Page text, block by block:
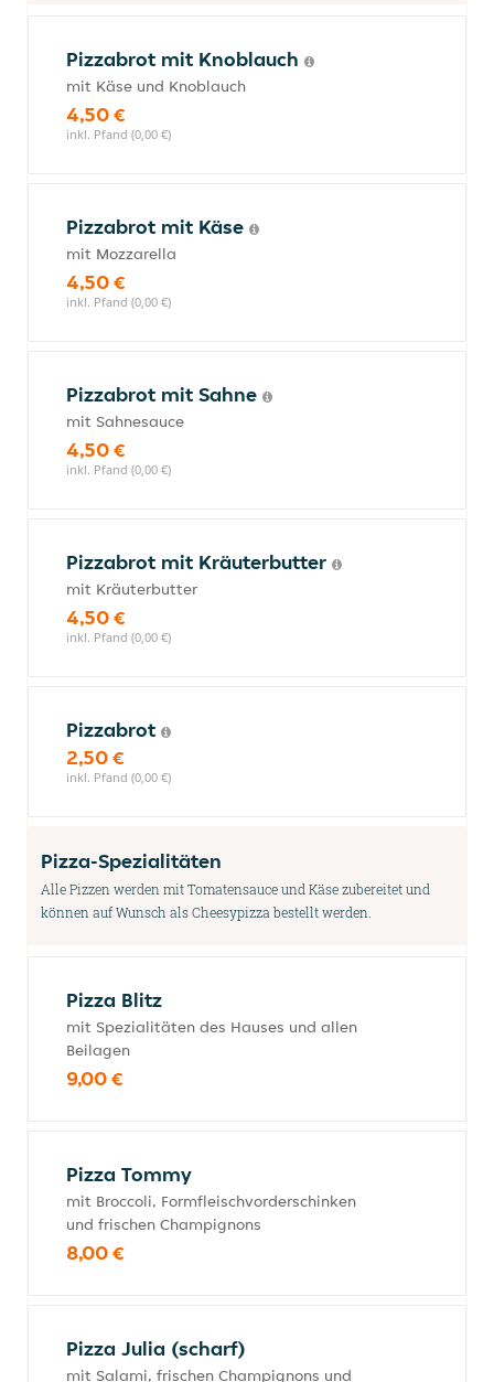
Pizzabrot mit Knoblauch
mit Käse und Knoblauch
4,50 €
inkl. Pfand (0,00 €)
Pizzabrot mit Käse
mit Mozzarella
4,50 €
inkl. Pfand (0,00 €)
Pizzabrot mit Sahne
mit Sahnesauce
4,50 €
inkl. Pfand (0,00 €)
Pizzabrot mit Kräuterbutter
mit Kräuterbutter
4,50 €
inkl. Pfand (0,00 €)
Pizzabrot
2,50 €
inkl. Pfand (0,00 €)
Pizza-Spezialitäten
Alle Pizzen werden mit Tomatensauce und Käse zubereitet und
können auf Wunsch als Cheesypizza bestellt werden.
Pizza Blitz
mit Spezialitäten des Hauses und allen
Beilagen
9,00 €
Pizza Tommy
mit Broccoli, Formfleischvorderschinken
und frischen Champignons
8,00 €
Pizza Julia (scharf)
mit Salami, frischen Champignons und